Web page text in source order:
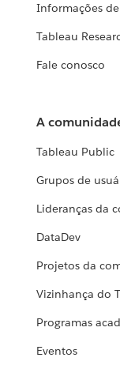
Informações
Tableau
Fale conosco
A
Tableau Public
Grupos de
Lideranças da
DataDev
Projetos da
Vizinhança do
Programas
Eventos